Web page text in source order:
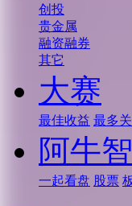
创投
贵金属
融资融券
其它
大赛
最佳收益 最多
阿牛
一起看盘 股票